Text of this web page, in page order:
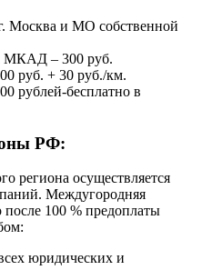
Москва и МО собственной
МКАД – 300 руб.
руб. + 30 руб./км.
рублей-бесплатно в
РФ:
региона осуществляется
Междугородняя
после 100 % предоплаты
юридических и